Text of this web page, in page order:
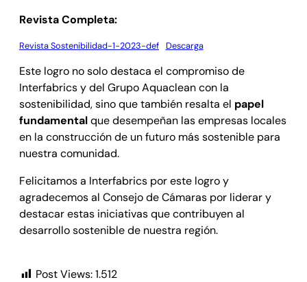
Revista Completa:
Revista Sostenibilidad-1-2023-def Descarga
Este logro no solo destaca el compromiso de
Interfabrics y del Grupo Aquaclean con la
sostenibilidad, sino que también resalta el papel
fundamentalque desempeñan las empresas locales
en la construcción de un futuro más sostenible para
nuestra comunidad.
Felicitamos a Interfabrics por este logro y
agradecemos al Consejo de Cámaras por liderar y
destacar estas iniciativas que contribuyen al
desarrollo sostenible de nuestra región.
Post Views:1.512